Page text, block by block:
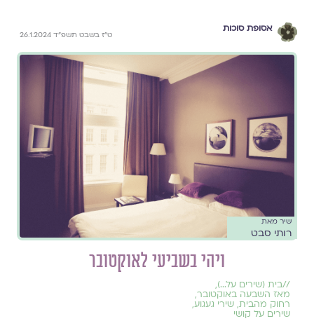
אסופת סוכות
ט״ז בשבט תשפ״ד 26.1.2024
שיר מאת
רותי סבט
ויהי בשביעי לאוקטובר
//בית (שירים על...),
מאז השבעה באוקטובר,
רחוק מהבית, שירי געגוע,
שירים על קושי